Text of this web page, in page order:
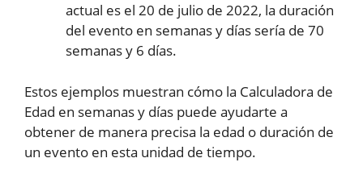
actual es el 20 de julio de 2022, la duración
del evento en semanas y días sería de 70
semanas y 6 días.
Estos ejemplos muestran cómo la Calculadora de
Edad en semanas y días puede ayudarte a
obtener de manera precisa la edad o duración de
un evento en esta unidad de tiempo.